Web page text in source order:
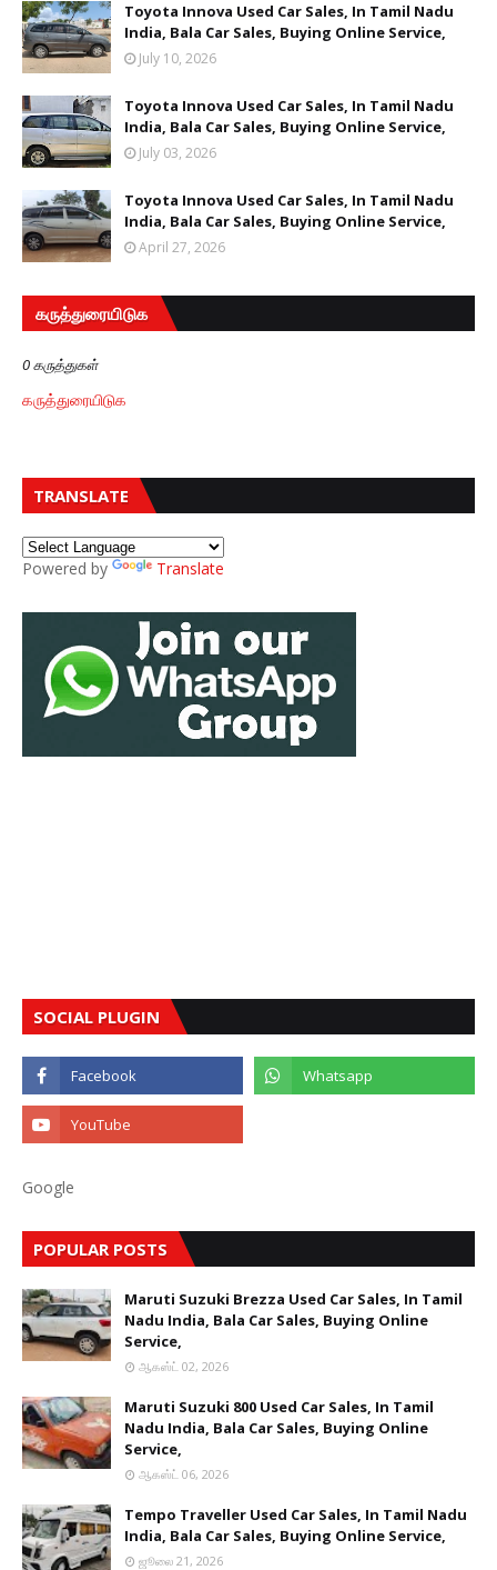
Toyota Innova Used Car Sales, In Tamil Nadu
India, Bala Car Sales, Buying Online Service,
July 10, 2026
Toyota Innova Used Car Sales, In Tamil Nadu
India, Bala Car Sales, Buying Online Service,
July 03, 2026
Toyota Innova Used Car Sales, In Tamil Nadu
India, Bala Car Sales, Buying Online Service,
April 27, 2026
கருத்துரையிடுக
0 கருத்துகள்
கருத்துரையிடுக
TRANSLATE
Powered by Translate
SOCIAL PLUGIN
Google
POPULAR POSTS
Maruti Suzuki Brezza Used Car Sales, In Tamil
Nadu India, Bala Car Sales, Buying Online
Service,
ஆகஸ்ட் 02, 2026
Maruti Suzuki 800 Used Car Sales, In Tamil
Nadu India, Bala Car Sales, Buying Online
Service,
ஆகஸ்ட் 06, 2026
Tempo Traveller Used Car Sales, In Tamil Nadu
India, Bala Car Sales, Buying Online Service,
ஜூலை 21, 2026